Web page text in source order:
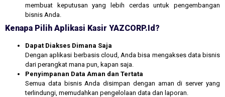
membuat keputusan yang lebih cerdas untuk pengembangan
bisnis Anda.
Kenapa Pilih Aplikasi Kasir YAZCORP.id?
Dapat Diakses Dimana Saja
Dengan aplikasi berbasis cloud, Anda bisa mengakses data bisnis
dari perangkat mana pun, kapan saja.
Penyimpanan Data Aman dan Tertata
Semua data bisnis Anda disimpan dengan aman di server yang
terlindungi, memudahkan pengelolaan data dan laporan.